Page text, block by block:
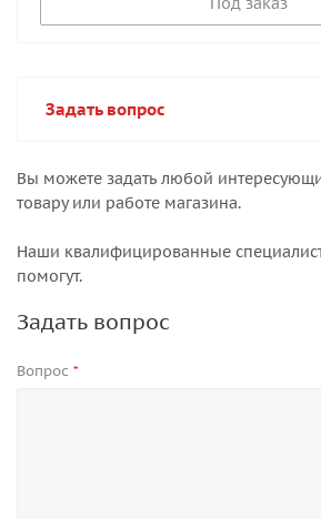
Задать вопрос
Вы можете задать любой
товару или работе магазина.
Наши квалифицированные
помогут.
Задать вопрос
Вопрос *